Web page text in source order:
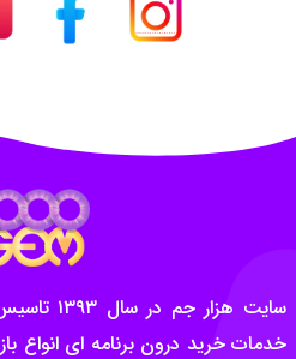
سایت
خدمات خرید درون برنامه ای انواع